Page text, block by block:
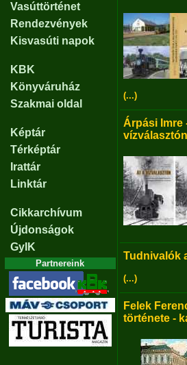
Vasúttörténet
Rendezvények
Kisvasúti napok
KBK
Könyváruház
Szakmai oldal
Képtár
Térképtár
Irattár
Linktár
Cikkarchívum
Újdonságok
GyIK
Partnereink
(...)
Árpási Imre
Tudnivalók
(...)
Felek
története -